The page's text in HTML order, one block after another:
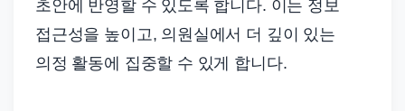
초안에 반영할 수 있도록 합니다. 이는 정보
접근성을 높이고, 의원실에서 더 깊이 있는
의정 활동에 집중할 수 있게 합니다.